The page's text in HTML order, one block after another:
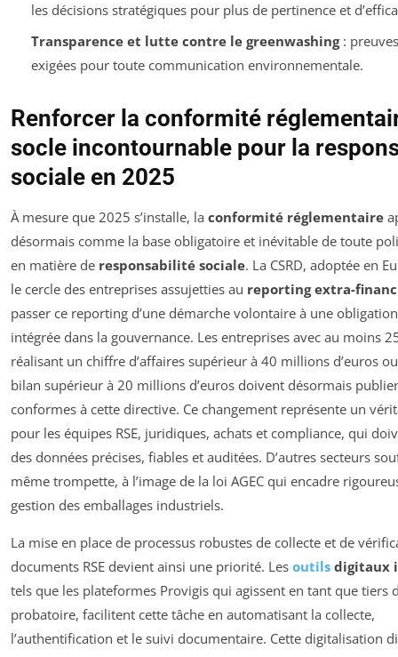
les décisions stratégiques pour plus de pertinence et
Transparence et lutte contre le greenwashing:
exigées pour toute communication environnementale.
Renforcer la conformité
socle incontournable pour la
sociale en 2025
À mesure que 2025 s’installe, la conformité réglementaire
désormais comme la base obligatoire et inévitable de toute
en matière de responsabilité sociale. La CSRD, adoptée en
le cercle des entreprises assujetties au reporting extra-
passer ce reporting d’une démarche volontaire à une
intégrée dans la gouvernance. Les entreprises avec au moins
réalisant un chiffre d’affaires supérieur à 40 millions d’euros
bilan supérieur à 20 millions d’euros doivent désormais
conformes à cette directive. Ce changement représente un
pour les équipes RSE, juridiques, achats et compliance, qui
des données précises, fiables et auditées. D’autres secteurs
même trompette, à l’image de la loi AGEC qui encadre
gestion des emballages industriels.
La mise en place de processus robustes de collecte et de
documents RSE devient ainsi une priorité. Les outils digitaux
tels que les plateformes Provigis qui agissent en tant que tiers
probatoire, facilitent cette tâche en automatisant la collecte,
l’authentification et le suivi documentaire. Cette digitalisation